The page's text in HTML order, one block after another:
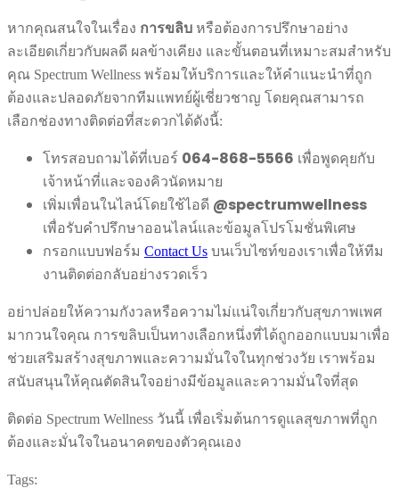
หากคุณสนใจในเรื่อง การขลิบ หรือต้องการปรึกษาอย่าง
ละเอียดเกี่ยวกับผลดี ผลข้างเคียง และขั้นตอนที่เหมาะสมสำหรับ
คุณ Spectrum Wellness พร้อมให้บริการและให้คำแนะนำที่ถูก
ต้องและปลอดภัยจากทีมแพทย์ผู้เชี่ยวชาญ โดยคุณสามารถ
เลือกช่องทางติดต่อที่สะดวกได้ดังนี้:
โทรสอบถามได้ที่เบอร์ 064-868-5566 เพื่อพูดคุยกับ
เจ้าหน้าที่และจองคิวนัดหมาย
เพิ่มเพื่อนในไลน์โดยใช้ไอดี @spectrumwellness
เพื่อรับคำปรึกษาออนไลน์และข้อมูลโปรโมชั่นพิเศษ
กรอกแบบฟอร์ม Contact Us บนเว็บไซท์ของเราเพื่อให้ทีม
งานติดต่อกลับอย่างรวดเร็ว
อย่าปล่อยให้ความกังวลหรือความไม่แน่ใจเกี่ยวกับสุขภาพเพศ
มากวนใจคุณ การขลิบเป็นทางเลือกหนึ่งที่ได้ถูกออกแบบมาเพื่อ
ช่วยเสริมสร้างสุขภาพและความมั่นใจในทุกช่วงวัย เราพร้อม
สนับสนุนให้คุณตัดสินใจอย่างมีข้อมูลและความมั่นใจที่สุด
ติดต่อ Spectrum Wellness วันนี้ เพื่อเริ่มต้นการดูแลสุขภาพที่ถูก
ต้องและมั่นใจในอนาคตของตัวคุณเอง
Tags: